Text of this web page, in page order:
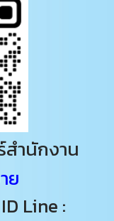
สำนักงาน
ย
ID Line :